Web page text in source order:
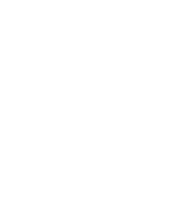
der Wohnung oder eine
mit beantragt,